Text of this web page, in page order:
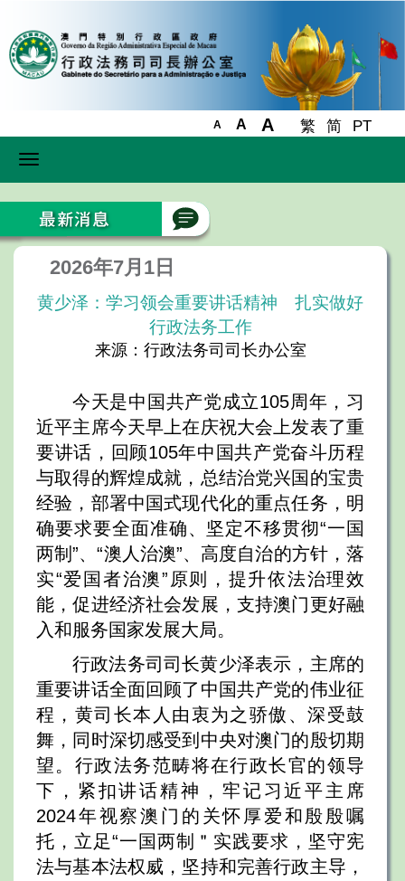
A A A 繁 简 PT
Toggle
2026年7月1日
黄少泽：学习领会重要讲话精神 扎实做好
行政法务工作
来源：行政法务司司长办公室
今天是中国共产党成立105周年，习
近平主席今天早上在庆祝大会上发表了重
要讲话，回顾105年中国共产党奋斗历程
与取得的辉煌成就，总结治党兴国的宝贵
经验，部署中国式现代化的重点任务，明
确要求要全面准确、坚定不移贯彻“一国
两制”、“澳人治澳”、高度自治的方针，落
实“爱国者治澳”原则，提升依法治理效
能，促进经济社会发展，支持澳门更好融
入和服务国家发展大局。
行政法务司司长黄少泽表示，主席的
重要讲话全面回顾了中国共产党的伟业征
程，黄司长本人由衷为之骄傲、深受鼓
舞，同时深切感受到中央对澳门的殷切期
望。行政法务范畴将在行政长官的领导
下，紧扣讲话精神，牢记习近平主席
2024年视察澳门的关怀厚爱和殷殷嘱
托，立足“一国两制＂实践要求，坚守宪
法与基本法权威，坚持和完善行政主导，